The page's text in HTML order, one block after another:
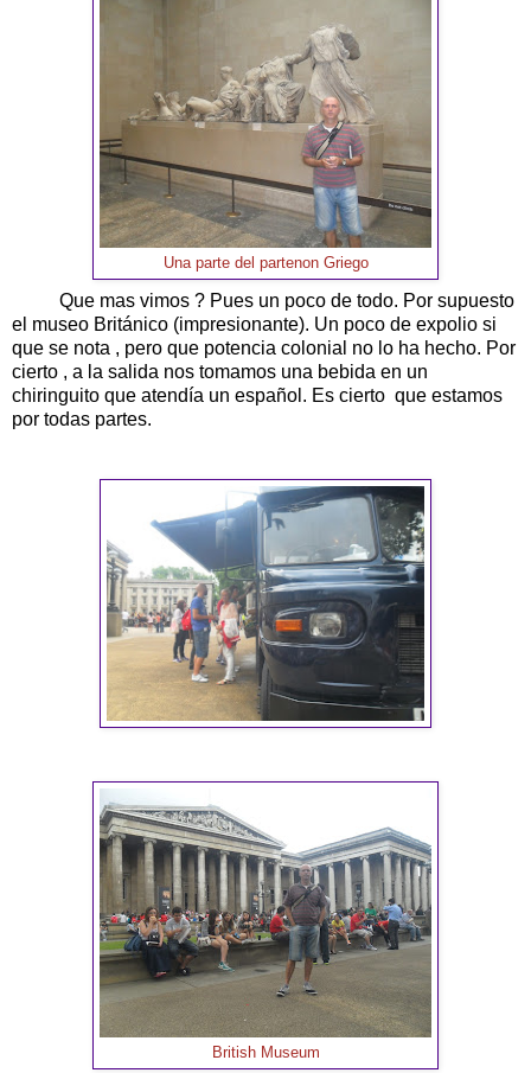
Una parte del partenon Griego
Que mas vimos ? Pues un poco de todo. Por supuesto
el museo Británico (impresionante). Un poco de expolio si
que se nota , pero que potencia colonial no lo ha hecho. Por
cierto , a la salida nos tomamos una bebida en un
chiringuito que atendía un español. Es cierto que estamos
por todas partes.
British Museum